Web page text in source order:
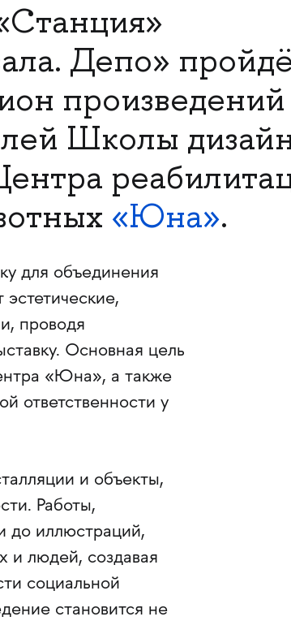
Депо»
произведений
Школы
«Юна».
для объединения
проводя
Основная цель
«Юна», а также
ответственности у
и объекты,
Работы,
до иллюстраций,
и людей, создавая
социальной
становится не